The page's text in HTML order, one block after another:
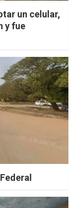
un celular,
y fue